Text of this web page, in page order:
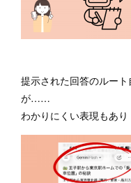
提示された回答のルー
が……
わかりにくい表現もあり